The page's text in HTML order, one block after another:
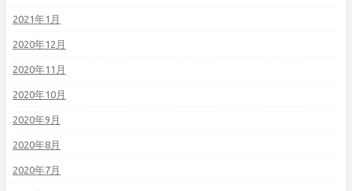
2021年1月
2020年12月
2020年11月
2020年10月
2020年9月
2020年8月
2020年7月